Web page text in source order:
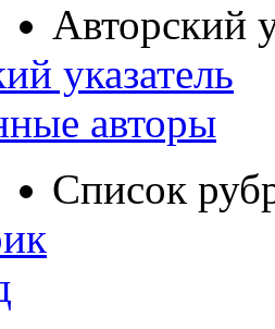
Авторский
указатель
авторы
Список